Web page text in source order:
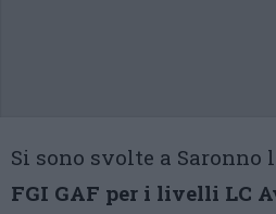
Si sono svolte a Saronno
FGI GAF per i livelli LC